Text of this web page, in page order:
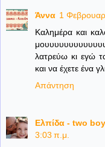
Άννα 1
Καλημέρα και
λατρεύω κι εγώ
και να έχετε ένα
Απάντηση
Ελπίδα - two
3:03 π.μ.